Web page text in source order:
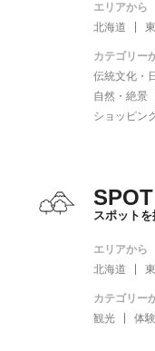
エリアから
北海道
カテゴリー
伝統文化・
自然・絶景
ショッピン
SPOT
スポットを
エリアから
北海道
カテゴリー
観光
体験